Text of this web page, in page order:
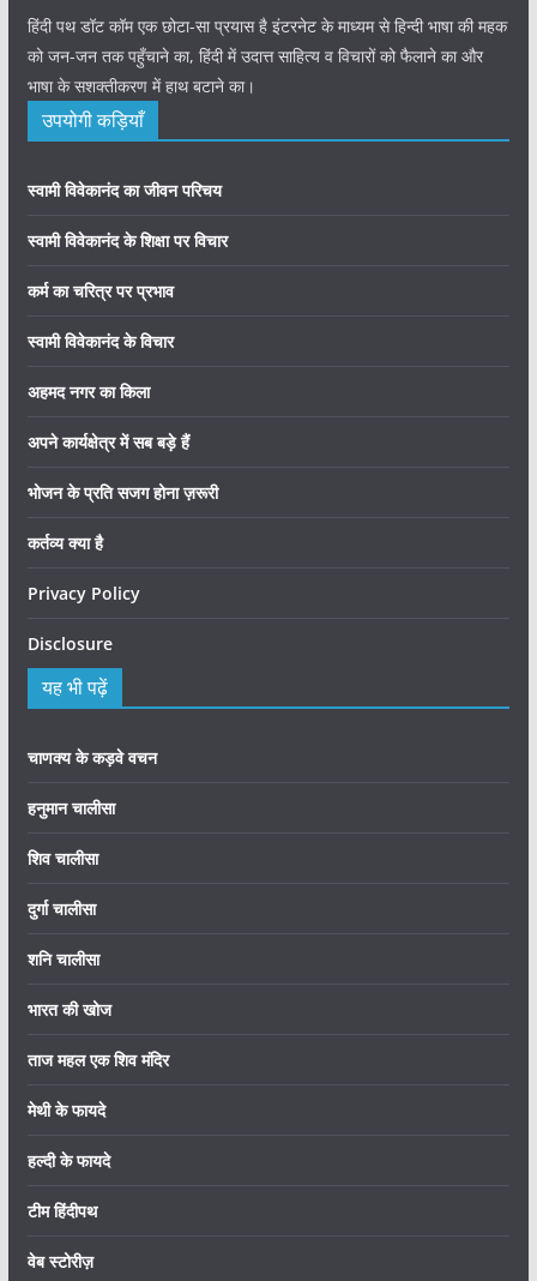
हिंदी पथ डॉट कॉम एक छोटा-सा प्रयास है इंटरनेट के माध्यम से हिन्दी भाषा की महक
को जन-जन तक पहुँचाने का, हिंदी में उदात्त साहित्य व विचारों को फैलाने का और
भाषा के सशक्तीकरण में हाथ बटाने का।
उपयोगी कड़ियाँ
स्वामी विवेकानंद का जीवन परिचय
स्वामी विवेकानंद के शिक्षा पर विचार
कर्म का चरित्र पर प्रभाव
स्वामी विवेकानंद के विचार
अहमद नगर का किला
अपने कार्यक्षेत्र में सब बड़े हैं
भोजन के प्रति सजग होना ज़रूरी
कर्तव्य क्या है
Privacy Policy
Disclosure
यह भी पढ़ें
चाणक्य के कड़वे वचन
हनुमान चालीसा
शिव चालीसा
दुर्गा चालीसा
शनि चालीसा
भारत की खोज
ताज महल एक शिव मंदिर
मेथी के फायदे
हल्दी के फायदे
टीम हिंदीपथ
वेब स्टोरीज़